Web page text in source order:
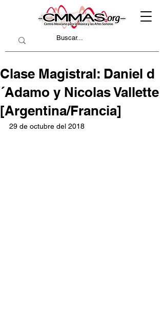
Clase Magistral: Daniel d
´Adamo y Nicolas Vallette
[Argentina/Francia]
29 de octubre del 2018